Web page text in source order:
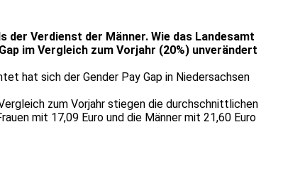
Verdienst der Männer. Wie das Landesamt
im Vergleich zum Vorjahr (20%) unverändert
hat sich der Gender Pay Gap in Niedersachsen
zum Vorjahr stiegen die durchschnittlichen
mit 17,09 Euro und die Männer mit 21,60 Euro